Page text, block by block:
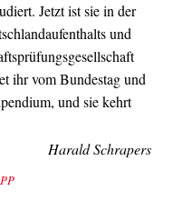
Jetzt ist sie in der
und
ihr vom Bundestag und
und sie kehrt
Harald Schrapers